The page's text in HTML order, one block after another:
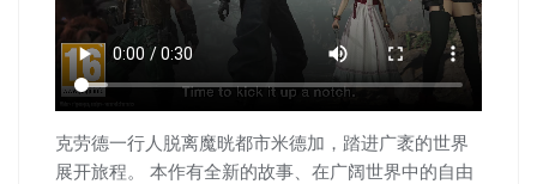
克劳德一行人脱离魔晄都市米德加，踏进广袤的世界
展开旅程。 本作有全新的故事、在广阔世界中的自由